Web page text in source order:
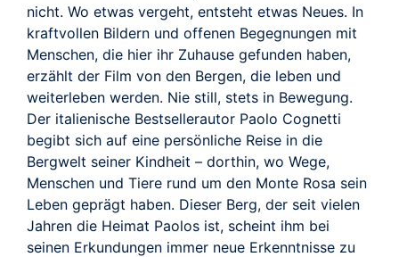
nicht. Wo etwas vergeht, entsteht etwas Neues. In
kraftvollen Bildern und offenen Begegnungen mit
Menschen, die hier ihr Zuhause gefunden haben,
erzählt der Film von den Bergen, die leben und
weiterleben werden. Nie still, stets in Bewegung.
Der italienische Bestsellerautor Paolo Cognetti
begibt sich auf eine persönliche Reise in die
Bergwelt seiner Kindheit – dorthin, wo Wege,
Menschen und Tiere rund um den Monte Rosa sein
Leben geprägt haben. Dieser Berg, der seit vielen
Jahren die Heimat Paolos ist, scheint ihm bei
seinen Erkundungen immer neue Erkenntnisse zu